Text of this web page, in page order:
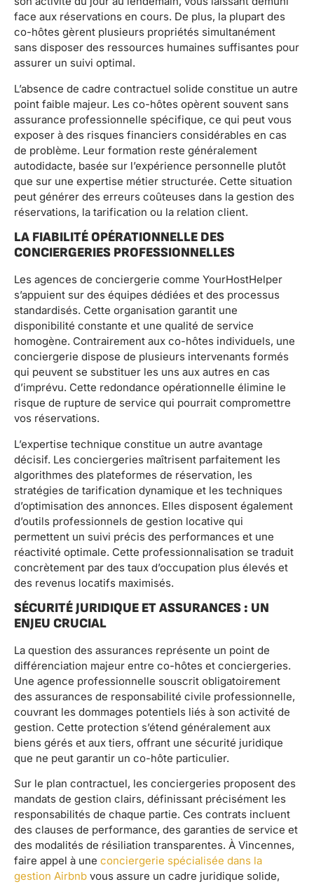
face aux réservations en cours. De plus, la plupart des
co-hôtes gèrent plusieurs propriétés simultanément
sans disposer des ressources humaines suffisantes pour
assurer un suivi optimal.
L’absence de cadre contractuel solide constitue un autre
point faible majeur. Les co-hôtes opèrent souvent sans
assurance professionnelle spécifique, ce qui peut vous
exposer à des risques financiers considérables en cas
de problème. Leur formation reste généralement
autodidacte, basée sur l’expérience personnelle plutôt
que sur une expertise métier structurée. Cette situation
peut générer des erreurs coûteuses dans la gestion des
réservations, la tarification ou la relation client.
LA FIABILITÉ OPÉRATIONNELLE DES
CONCIERGERIES PROFESSIONNELLES
Les agences de conciergerie comme YourHostHelper
s’appuient sur des équipes dédiées et des processus
standardisés. Cette organisation garantit une
disponibilité constante et une qualité de service
homogène. Contrairement aux co-hôtes individuels, une
conciergerie dispose de plusieurs intervenants formés
qui peuvent se substituer les uns aux autres en cas
d’imprévu. Cette redondance opérationnelle élimine le
risque de rupture de service qui pourrait compromettre
vos réservations.
L’expertise technique constitue un autre avantage
décisif. Les conciergeries maîtrisent parfaitement les
algorithmes des plateformes de réservation, les
stratégies de tarification dynamique et les techniques
d’optimisation des annonces. Elles disposent également
d’outils professionnels de gestion locative qui
permettent un suivi précis des performances et une
réactivité optimale. Cette professionnalisation se traduit
concrètement par des taux d’occupation plus élevés et
des revenus locatifs maximisés.
SÉCURITÉ JURIDIQUE ET ASSURANCES : UN
ENJEU CRUCIAL
La question des assurances représente un point de
différenciation majeur entre co-hôtes et conciergeries.
Une agence professionnelle souscrit obligatoirement
des assurances de responsabilité civile professionnelle,
couvrant les dommages potentiels liés à son activité de
gestion. Cette protection s’étend généralement aux
biens gérés et aux tiers, offrant une sécurité juridique
que ne peut garantir un co-hôte particulier.
Sur le plan contractuel, les conciergeries proposent des
mandats de gestion clairs, définissant précisément les
responsabilités de chaque partie. Ces contrats incluent
des clauses de performance, des garanties de service et
des modalités de résiliation transparentes. À Vincennes,
faire appel à une conciergerie spécialisée dans la
gestion Airbnb vous assure un cadre juridique solide,